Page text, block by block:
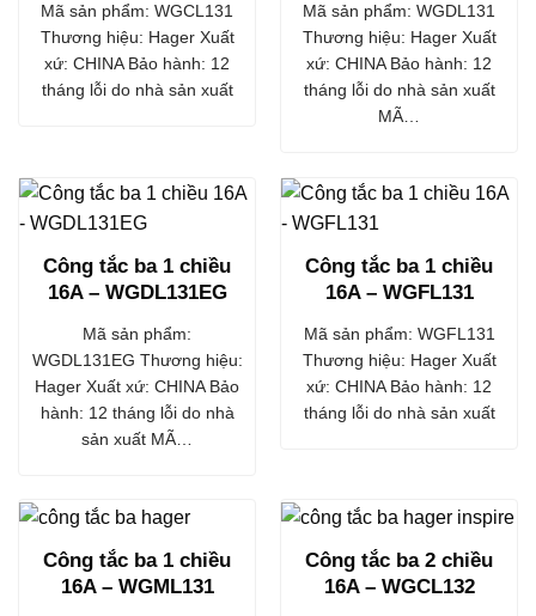
Mã sản phẩm: WGCL131
Thương hiệu: Hager Xuất
xứ: CHINA Bảo hành: 12
tháng lỗi do nhà sản xuất
Mã sản phẩm: WGDL131
Thương hiệu: Hager Xuất
xứ: CHINA Bảo hành: 12
tháng lỗi do nhà sản xuất
MÃ…
Công tắc ba 1 chiều
16A – WGDL131EG
Mã sản phẩm:
WGDL131EG Thương hiệu:
Hager Xuất xứ: CHINA Bảo
hành: 12 tháng lỗi do nhà
sản xuất MÃ…
Công tắc ba 1 chiều
16A – WGFL131
Mã sản phẩm: WGFL131
Thương hiệu: Hager Xuất
xứ: CHINA Bảo hành: 12
tháng lỗi do nhà sản xuất
Công tắc ba 1 chiều
16A – WGML131
Công tắc ba 2 chiều
16A – WGCL132